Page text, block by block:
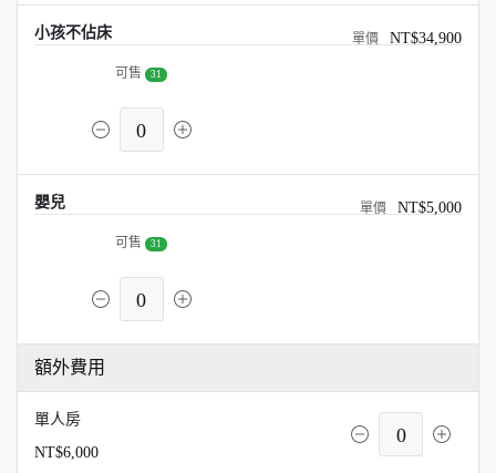
小孩不佔床 NT$34,900
可售 31
0
嬰兒 NT$5,000
可售 31
0
額外費用
單人房
NT$6,000
0